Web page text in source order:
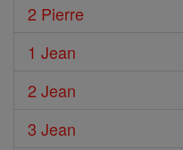
2 Pierre
1 Jean
2 Jean
3 Jean